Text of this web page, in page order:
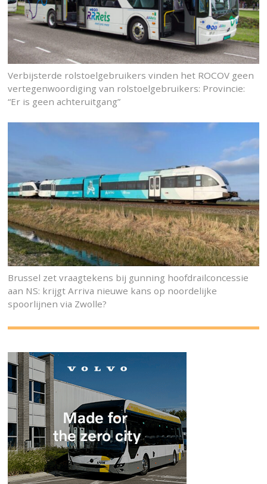
Verbijsterde rolstoelgebruikers vinden het ROCOV geen
vertegenwoordiging van rolstoelgebruikers: Provincie:
“Er is geen achteruitgang”
Brussel zet vraagtekens bij gunning hoofdrailconcessie
aan NS: krijgt Arriva nieuwe kans op noordelijke
spoorlijnen via Zwolle?